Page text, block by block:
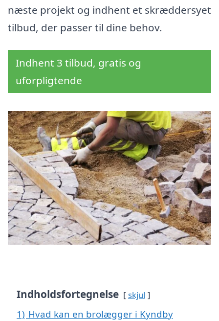
næste projekt og indhent et skræddersyet
tilbud, der passer til dine behov.
Indhent 3 tilbud, gratis og
uforpligtende
Indholdsfortegnelse skjul
1) Hvad kan en brolægger i Kyndby